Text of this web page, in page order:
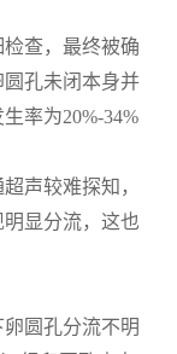
查，最终被确
孔未闭本身并
率为20%-34%
声较难探知，
显分流，这也
圆孔分流不明